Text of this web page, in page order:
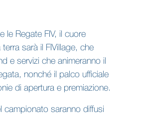
le Regate FIV, il cuore
terra sarà il FIVillage, che
e servizi che animeranno il
nonché il palco ufficiale
di apertura e premiazione.
campionato saranno diffusi